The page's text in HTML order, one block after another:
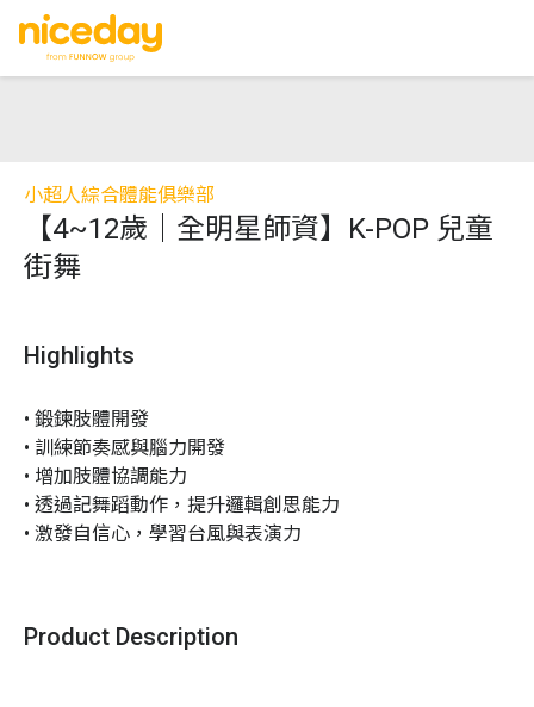
小超人綜合體能俱樂部
【4~12歲｜全明星師資】K-POP 兒童
街舞
Highlights
• 鍛鍊肢體開發
• 訓練節奏感與腦力開發
• 增加肢體協調能力
• 透過記舞蹈動作，提升邏輯創思能力
• 激發自信心，學習台風與表演力
Product Description